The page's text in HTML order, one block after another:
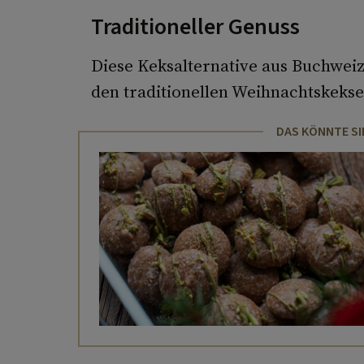
Traditioneller Genuss
Diese Keksalternative aus
den traditionellen
DAS KÖNNTE